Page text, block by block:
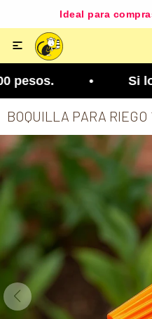
Ideal para

pesos. • Si lo
BOQUILLA PARA